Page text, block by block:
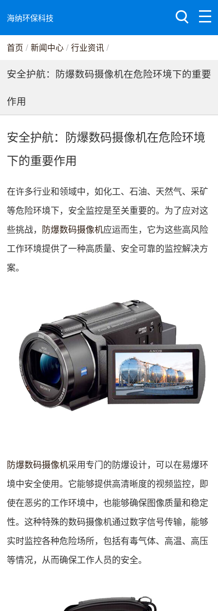
海纳环保科技
首页 / 新闻中心 / 行业资讯 /
安全护航：防爆数码摄像机在危险环境下的重要
作用
安全护航：防爆数码摄像机在危险环境
下的重要作用
在许多行业和领域中，如化工、石油、天然气、采矿
等危险环境下，安全监控是至关重要的。为了应对这
些挑战， 防爆数码摄像机应运而生，它为这些高风险
工作环境提供了一种高质量、安全可靠的监控解决方
案。
防爆数码摄像机采用专门的防爆设计，可以在易爆环
境中安全使用。它能够提供高清晰度的视频监控，即
使在恶劣的工作环境中，也能够确保图像质量和稳定
性。这种特殊的数码摄像机通过数字信号传输，能够
实时监控各种危险场所，包括有毒气体、高温、高压
等情况，从而确保工作人员的安全。